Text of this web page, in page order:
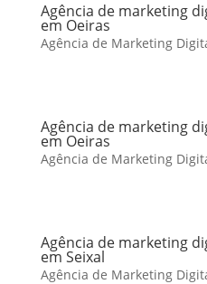
Agência de marketing
em Oeiras
Agência de Marketing
Agência de marketing
em Oeiras
Agência de Marketing
Agência de marketing
em Seixal
Agência de Marketing